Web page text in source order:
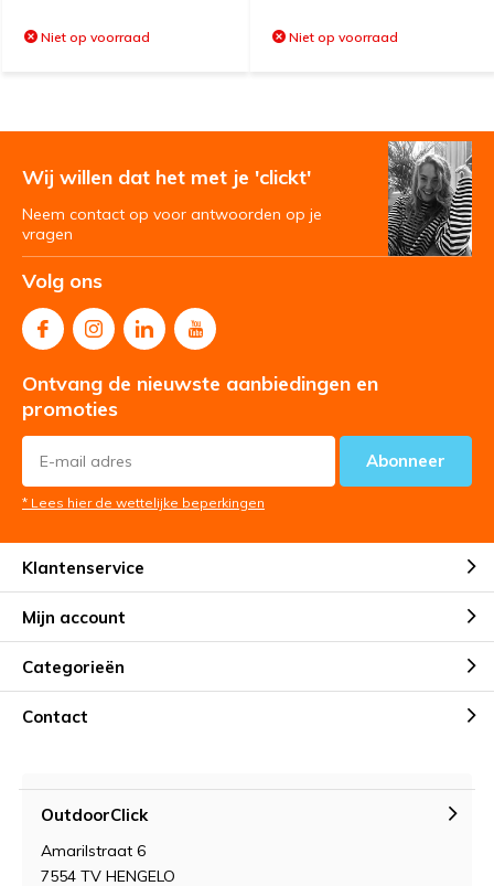
Niet op voorraad Niet op voorraad
Wij willen dat het met je 'clickt'
Neem contact op voor antwoorden op je
vragen
Volg ons
Ontvang de nieuwste aanbiedingen en
promoties
Abonneer
* Lees hier de wettelijke beperkingen
Klantenservice
Mijn account
Categorieën
Contact
OutdoorClick
Amarilstraat 6
7554 TV HENGELO